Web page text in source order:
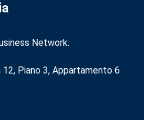
Network.
12, Piano 3, Appartamento 6